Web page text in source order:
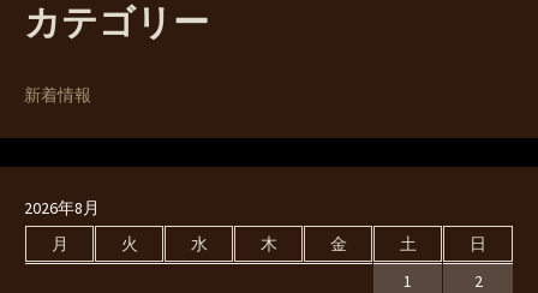
カテゴリー
新着情報
2026年8月
月
火 水 木 金 土
日
1
2